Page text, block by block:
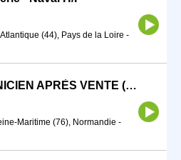
(44), Pays de la Loire -
TECHNICIEN/MÉCANICIEN APRÈS VENTE (H/F)
Maritime (76), Normandie -